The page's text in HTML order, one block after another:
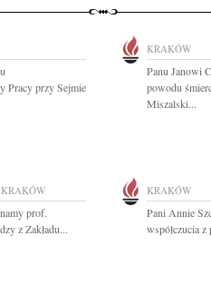
Pracy przy Sejmie
KRAKÓW
Panu Janowi
powodu
Miszalski...
KRAKÓW
prof.
z Zakładu...
KRAKÓW
Pani Annie
współczucia